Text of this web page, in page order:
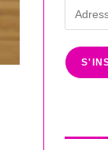
Adresse
e-
mail